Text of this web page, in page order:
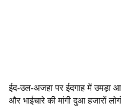
ईद-उल-अजहा पर ईदगाह में उमड़ा
और भाईचारे की मांगी दुआ हजारों